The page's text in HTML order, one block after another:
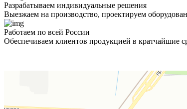
Разрабатываем индивидуальные решения
Выезжаем на производство, проектируем
Работаем по всей России
Обеспечиваем клиентов продукцией в кратчайшие